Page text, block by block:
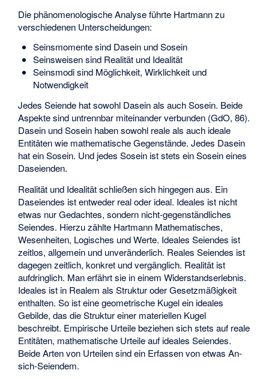
Die phänomenologische Analyse führte Hartmann zu
verschiedenen Unterscheidungen:
Seinsmomente sind Dasein und Sosein
Seinsweisen sind Realität und Idealität
Seinsmodi sind Möglichkeit, Wirklichkeit und
Notwendigkeit
Jedes Seiende hat sowohl Dasein als auch Sosein. Beide
Aspekte sind untrennbar miteinander verbunden (GdO, 86).
Dasein und Sosein haben sowohl reale als auch ideale
Entitäten wie mathematische Gegenstände. Jedes Dasein
hat ein Sosein. Und jedes Sosein ist stets ein Sosein eines
Daseienden.
Realität und Idealität schließen sich hingegen aus. Ein
Daseiendes ist entweder real oder ideal. Ideales ist nicht
etwas nur Gedachtes, sondern nicht-gegenständliches
Seiendes. Hierzu zählte Hartmann Mathematisches,
Wesenheiten, Logisches und Werte. Ideales Seiendes ist
zeitlos, allgemein und unveränderlich. Reales Seiendes ist
dagegen zeitlich, konkret und vergänglich. Realität ist
aufdringlich. Man erfährt sie in einem Widerstandserlebnis.
Ideales ist in Realem als Struktur oder Gesetzmäßigkeit
enthalten. So ist eine geometrische Kugel ein ideales
Gebilde, das die Struktur einer materiellen Kugel
beschreibt. Empirische Urteile beziehen sich stets auf reale
Entitäten, mathematische Urteile auf ideales Seiendes.
Beide Arten von Urteilen sind ein Erfassen von etwas An-
sich-Seiendem.